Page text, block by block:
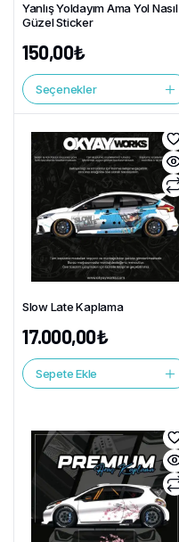
Yanlış Yoldayım Ama Yol Nasıl
Güzel Sticker
150,00₺
Seçenekler
Slow Late Kaplama
17.000,00₺
Sepete Ekle